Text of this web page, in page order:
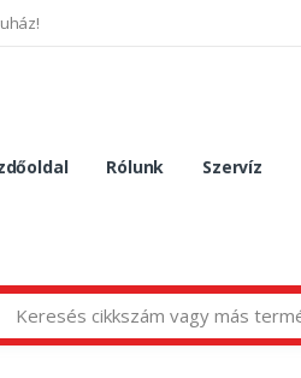
Rólunk Szervíz